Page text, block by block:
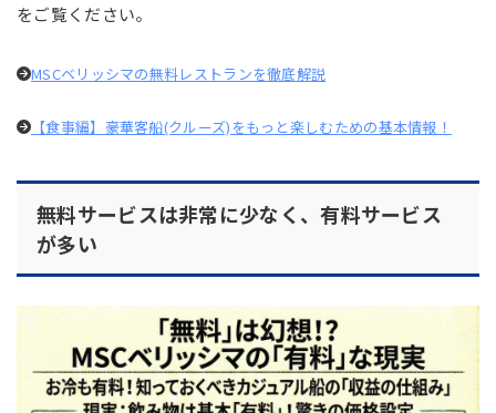
をご覧ください。
MSCベリッシマの無料レストランを徹底解説
【食事編】豪華客船(クルーズ)をもっと楽しむための基本情報！
無料サービスは非常に少なく、有料サービス
が多い